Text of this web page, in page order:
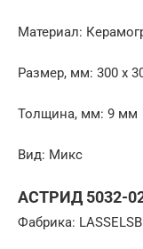
Материал:
Размер, мм: 300 x
Толщина, мм: 9 мм
Вид: Микс
АСТРИД 5032-
Фабрика: